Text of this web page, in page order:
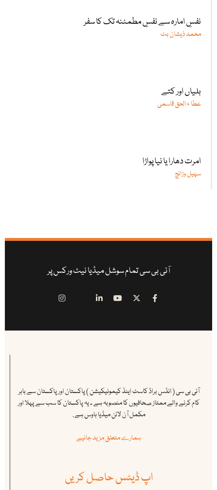
نفسِ امارہ سے نفسِ مطمئنہ تک کا سفر
محمد ذیشان بٹ
بلیاں اور کتے
عطا ء الحق قاسمی
امرت دھارا یا نیا پواڑا
سہیل وڑائچ
آئی بی سی تمام سوشل میڈیا نیٹ ورکس پر
آئی بی سی ( انڈس براڈ کاسٹ اینڈ کیمونیکیشن ) پاکستان اور پاکستان سے باہر
کام کرنے والے ممتاز صحافیوں کا منصوبہ ہے ۔ یہ پاکستان کا سب سے پہلا اور
مکمل آن لائن میڈیا ہاوس ہے .
ہمارے متعلق مزید جانیے
اپ ڈیٹس حاصل کریں